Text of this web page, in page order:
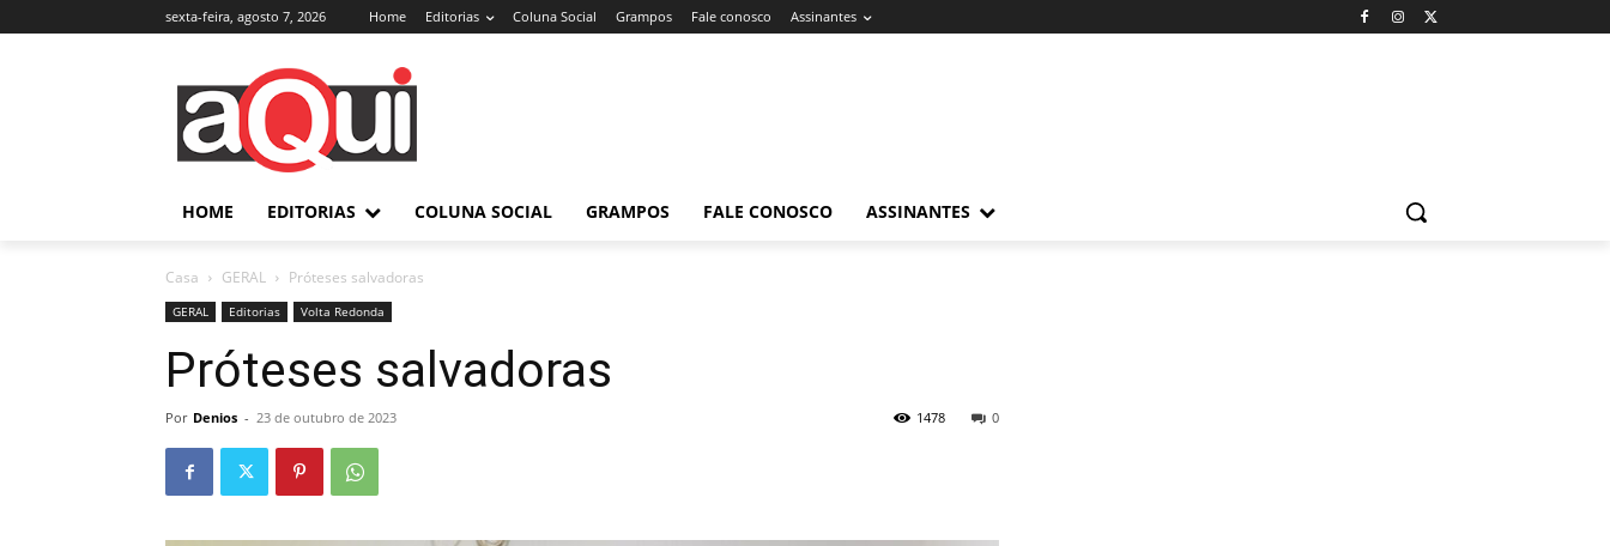
sexta-feira, agosto 7, 2026 Home Editorias Coluna Social Grampos Fale conosco Assinantes
HOME EDITORIAS COLUNA SOCIAL GRAMPOS FALE CONOSCO ASSINANTES
Casa GERAL Próteses salvadoras
GERAL Editorias Volta Redonda
Próteses salvadoras
Por Denios - 23 de outubro de 2023 0
1478